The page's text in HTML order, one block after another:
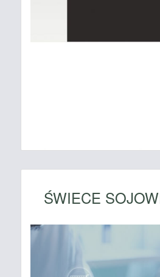
ŚWIECE